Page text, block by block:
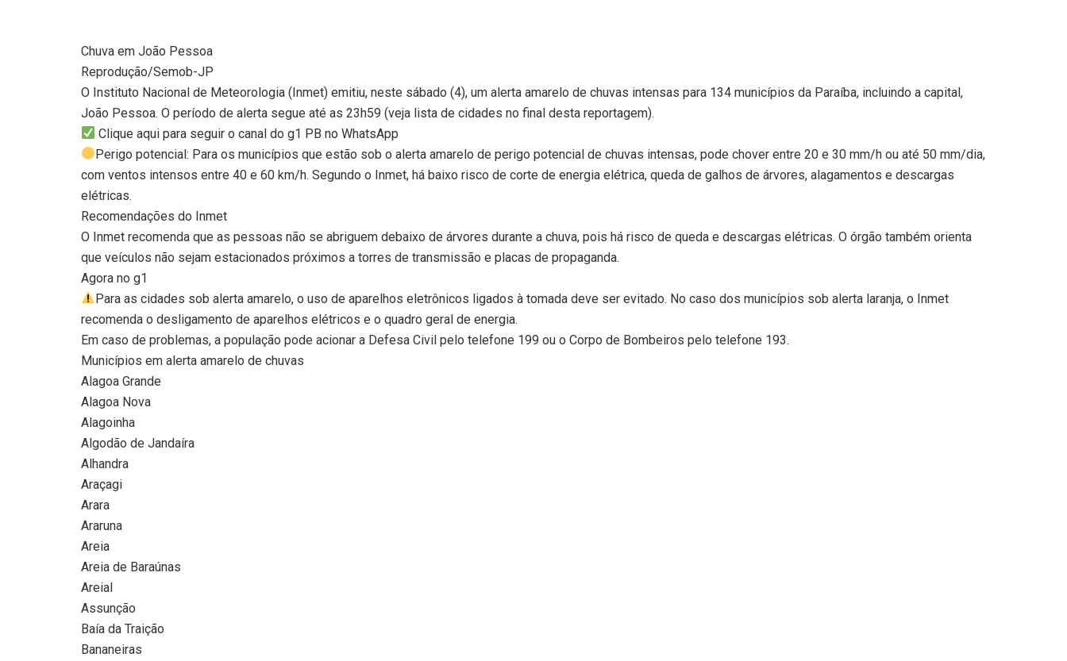
Chuva em João Pessoa
Reprodução/Semob-JP
O Instituto Nacional de Meteorologia (Inmet) emitiu, neste sábado (4), um alerta amarelo de chuvas intensas para 134 municípios da Paraíba, incluindo a capital,
João Pessoa. O período de alerta segue até as 23h59 (veja lista de cidades no final desta reportagem).
Clique aqui para seguir o canal do g1 PB no WhatsApp
Perigo potencial: Para os municípios que estão sob o alerta amarelo de perigo potencial de chuvas intensas, pode chover entre 20 e 30 mm/h ou até 50 mm/dia,
com ventos intensos entre 40 e 60 km/h. Segundo o Inmet, há baixo risco de corte de energia elétrica, queda de galhos de árvores, alagamentos e descargas
elétricas.
Recomendações do Inmet
O Inmet recomenda que as pessoas não se abriguem debaixo de árvores durante a chuva, pois há risco de queda e descargas elétricas. O órgão também orienta
que veículos não sejam estacionados próximos a torres de transmissão e placas de propaganda.
Agora no g1
Para as cidades sob alerta amarelo, o uso de aparelhos eletrônicos ligados à tomada deve ser evitado. No caso dos municípios sob alerta laranja, o Inmet
recomenda o desligamento de aparelhos elétricos e o quadro geral de energia.
Em caso de problemas, a população pode acionar a Defesa Civil pelo telefone 199 ou o Corpo de Bombeiros pelo telefone 193.
Municípios em alerta amarelo de chuvas
Alagoa Grande
Alagoa Nova
Alagoinha
Algodão de Jandaíra
Alhandra
Araçagi
Arara
Araruna
Areia
Areia de Baraúnas
Areial
Assunção
Baía da Traição
Bananeiras